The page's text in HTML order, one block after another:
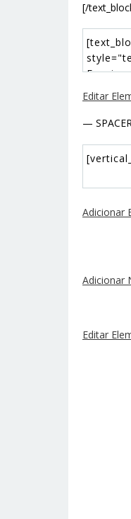
[/
Editar
—
Adicionar
Adicionar
Editar